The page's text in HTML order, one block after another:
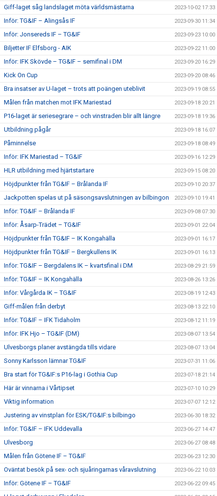
Giff-laget såg landslaget möta världsmästarna 2023-10-02 17:33
Inför: TG&IF – Alingsås IF 2023-09-30 11:34
Inför: Jonsereds IF – TG&IF 2023-09-23 10:00
Biljetter IF Elfsborg - AIK 2023-09-22 11:00
Inför: IFK Skövde – TG&IF – semifinal i DM 2023-09-20 16:29
Kick On Cup 2023-09-20 08:46
Bra insatser av U-laget – trots att poängen uteblivit 2023-09-19 08:55
Målen från matchen mot IFK Mariestad 2023-09-18 20:21
P16-laget är seriesegrare – och vinstraden blir allt längre 2023-09-18 19:36
Utbildning pågår 2023-09-18 16:07
Påminnelse 2023-09-18 08:49
Inför: IFK Mariestad – TG&IF 2023-09-16 12:29
HLR utbildning med hjärtstartare 2023-09-15 08:20
Höjdpunkter från TG&IF – Brålanda IF 2023-09-10 20:37
Jackpotten spelas ut på säsongsavslutningen av bilbingon 2023-09-10 19:41
Inför: TG&IF – Brålanda IF 2023-09-08 07:30
Inför: Åsarp-Trädet – TG&IF 2023-09-01 22:04
Höjdpunkter från TG&IF – IK Kongahälla 2023-09-01 16:17
Höjdpunkter från TG&IF – Bergkullens IK 2023-09-01 16:13
Inför: TG&IF – Bergdalens IK – kvartsfinal i DM 2023-08-29 21:59
Inför: TG&IF – IK Kongahälla 2023-08-26 13:26
Inför: Vårgårda IK – TG&IF 2023-08-19 12:43
Giff-målen från derbyt 2023-08-13 22:10
Inför: TG&IF – IFK Tidaholm 2023-08-12 11:19
Inför: IFK Hjo – TG&IF (DM) 2023-08-07 13:54
Ulvesborgs planer avstängda tills vidare 2023-08-07 13:04
Sonny Karlsson lämnar TG&IF 2023-07-31 11:06
Bra start för TG&IF:s P16-lag i Gothia Cup 2023-07-18 21:14
Här är vinnarna i Vårtipset 2023-07-10 10:29
Viktig information 2023-07-07 12:12
Justering av vinstplan för ESK/TG&IF:s bilbingo 2023-06-30 18:32
Inför: TG&IF – IFK Uddevalla 2023-06-27 14:47
Ulvesborg 2023-06-27 08:48
Målen från Götene IF – TG&IF 2023-06-23 12:30
Oväntat besök på sex- och sjuåringarnas våravslutning 2023-06-22 10:03
Inför: Götene IF – TG&IF 2023-06-22 09:45